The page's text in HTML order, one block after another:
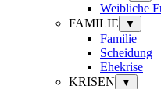
Weibliche
FAMILIE
▼
Familie
Scheidung
Ehekrise
KRISEN
▼